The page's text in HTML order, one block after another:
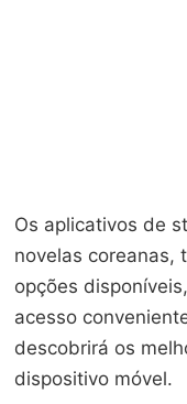
Os aplicativos de
novelas coreanas,
opções
acesso
descobrirá os
dispositivo móvel.